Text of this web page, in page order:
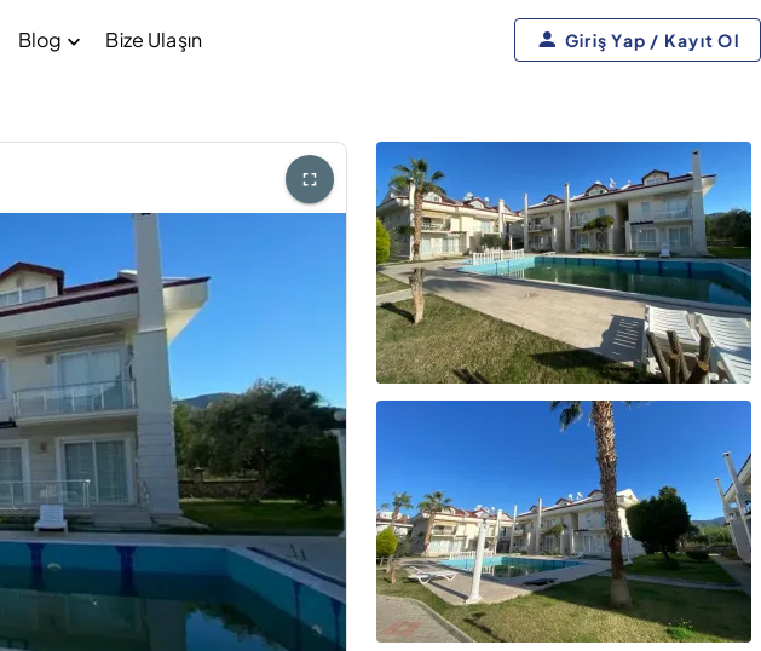
Blog Bize Ulaşın Giriş Yap / Kayıt Ol